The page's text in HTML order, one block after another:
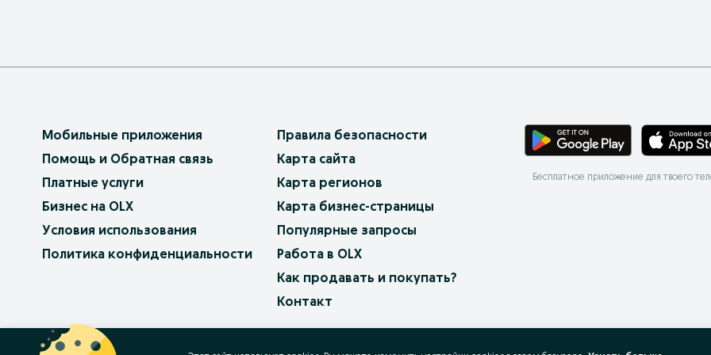
Мобильные приложения
Помощь и Обратная связь
Платные услуги
Бизнес на OLX
Условия использования
Политика конфиденциальности
Правила безопасности
Карта сайта
Карта регионов
Карта бизнес-страницы
Популярные запросы
Работа в OLX
Как продавать и покупать?
Контакт
Бесплатное приложение для твоего
OLX.bg